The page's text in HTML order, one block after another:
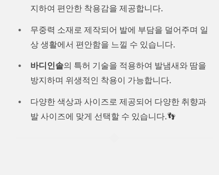
지하여 편안한 착용감을 제공합니다.
무중력 소재로 제작되어 발에 부담을 덜어주며 일
상 생활에서 편안함을 느낄 수 있습니다.
바디인솔의 특허 기술을 적용하여 발냄새와 땀을
방지하며 위생적인 착용이 가능합니다.
다양한 색상과 사이즈로 제공되어 다양한 취향과
발 사이즈에 맞게 선택할 수 있습니다.👣